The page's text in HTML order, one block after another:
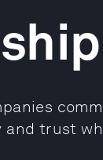
and trust